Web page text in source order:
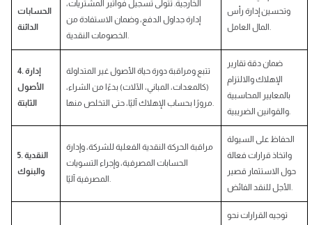
الحسابات
الخارجية. تتولى تسجيل فواتير المشتريات،
إدارة جداول الدفع، وضمان الاستفادة من
وتحسين إدارة رأس
4. إدارة
الأصول
تتبع ومراقبة دورة حياة الأصول غير المتداولة
(كالمعدات، المباني، الآلات) بدءًا من الشراء،
ضمان دقة تقارير
الإهلاك والالتزام
بالمعايير المحاسبية
5. النقدية
مراقبة الحركة النقدية الفعلية للشركة، وإدارة
الحسابات المصرفية، وإجراء التسويات
الحفاظ على السيولة
واتخاذ قرارات فعالة
حول الاستثمار قصير
توجيه القرارات نحو